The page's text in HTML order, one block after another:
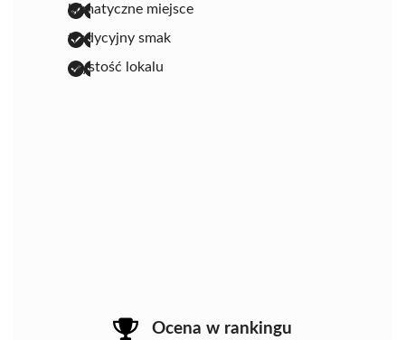
klimatyczne miejsce
tradycyjny smak
czystość lokalu
Ocena w rankingu